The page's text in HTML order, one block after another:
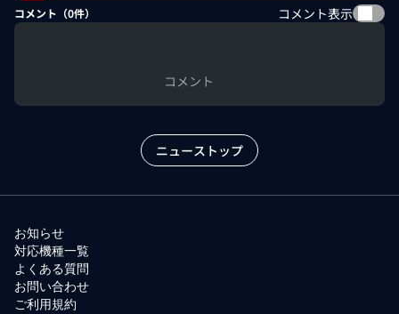
コメント（0件） コメント表示
コメント
ニューストップ
お知らせ
対応機種一覧
よくある質問
お問い合わせ
ご利用規約